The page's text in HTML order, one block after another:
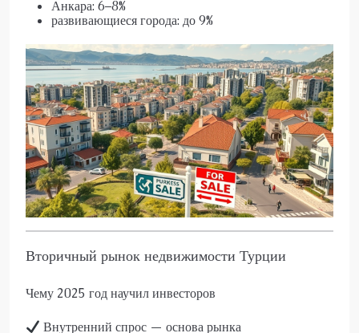
Анкара: 6–8%
развивающиеся города: до 9%
Вторичный рынок недвижимости Турции
Чему 2025 год научил инвесторов
Внутренний спрос — основа рынка